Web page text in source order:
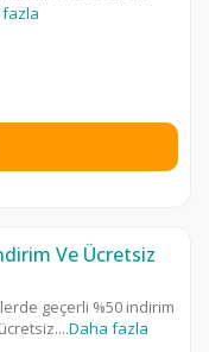
Ve Ücretsiz
geçerli %50 indirim
...Daha fazla